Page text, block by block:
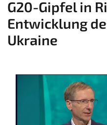
G20-Gipfel in
Entwicklung
Ukraine